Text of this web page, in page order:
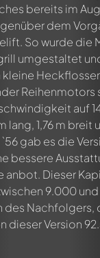
bereits im
dem
So wurde die
umgestaltet
Reihenmotors
auf
lang, 1,76 m breit
gab es die
bessere
Dieser
9.000
des Nachfolgers,
dieser Version